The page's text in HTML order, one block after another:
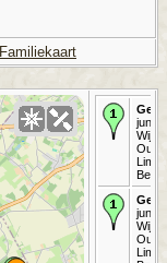
Familiekaart
jun
België
jun